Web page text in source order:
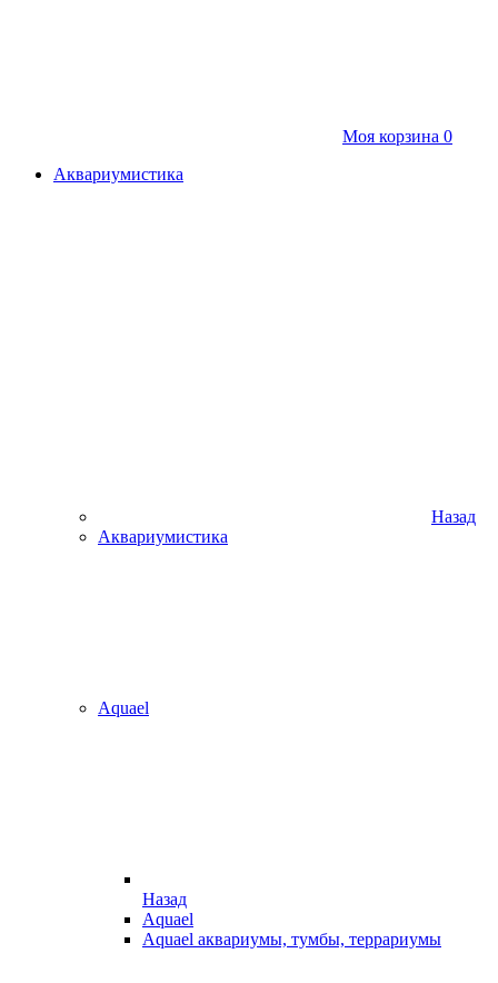
Моя корзина 0
Аквариумистика
Назад
Аквариумистика
Aquael
Назад
Aquael
Aquael аквариумы, тумбы, террариумы